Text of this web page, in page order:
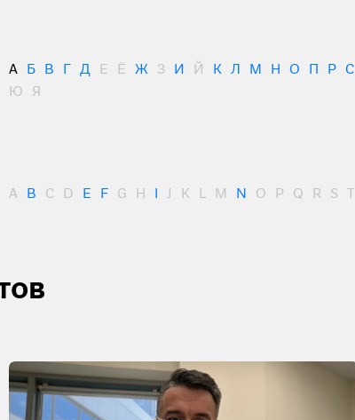
А Б В Г Д Е Ё Ж З И Й К Л М Н О П Р С
Ю Я
A B C D E F G H I J K L M N O P Q R S T